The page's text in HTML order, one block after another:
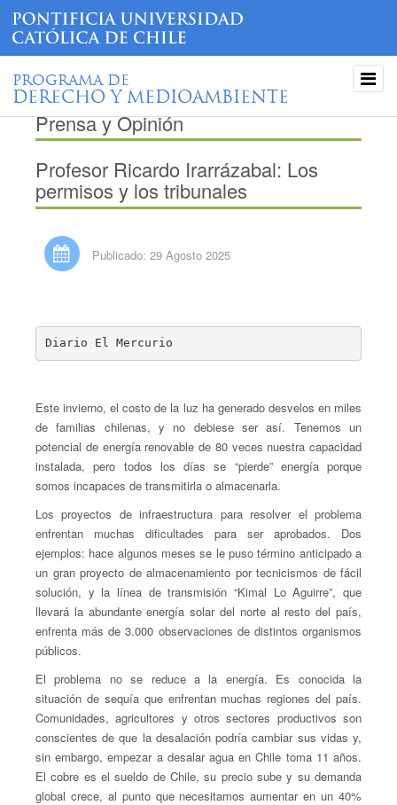
PROGRAMA DE
DERECHO Y MEDIOAMBIENTE
Prensa y Opinión
Profesor Ricardo Irarrázabal: Los
permisos y los tribunales
Publicado: 29 Agosto 2025
Diario El Mercurio
Este invierno, el costo de la luz ha generado desvelos en miles
de familias chilenas, y no debiese ser así. Tenemos un
potencial de energía renovable de 80 veces nuestra capacidad
instalada, pero todos los días se “pierde” energía porque
somos incapaces de transmitirla o almacenarla.
Los proyectos de infraestructura para resolver el problema
enfrentan muchas dificultades para ser aprobados. Dos
ejemplos: hace algunos meses se le puso término anticipado a
un gran proyecto de almacenamiento por tecnicismos de fácil
solución, y la línea de transmisión “Kimal Lo Aguirre”, que
llevará la abundante energía solar del norte al resto del país,
enfrenta más de 3.000 observaciones de distintos organismos
públicos.
El problema no se reduce a la energía. Es conocida la
situación de sequía que enfrentan muchas regiones del país.
Comunidades, agricultores y otros sectores productivos son
conscientes de que la desalación podría cambiar sus vidas y,
sin embargo, empezar a desalar agua en Chile toma 11 años.
El cobre es el sueldo de Chile, su precio sube y su demanda
global crece, al punto que necesitamos aumentar en un 40%